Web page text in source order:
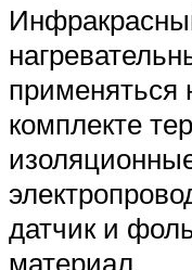
применяться
комплекте
датчик и
материал.